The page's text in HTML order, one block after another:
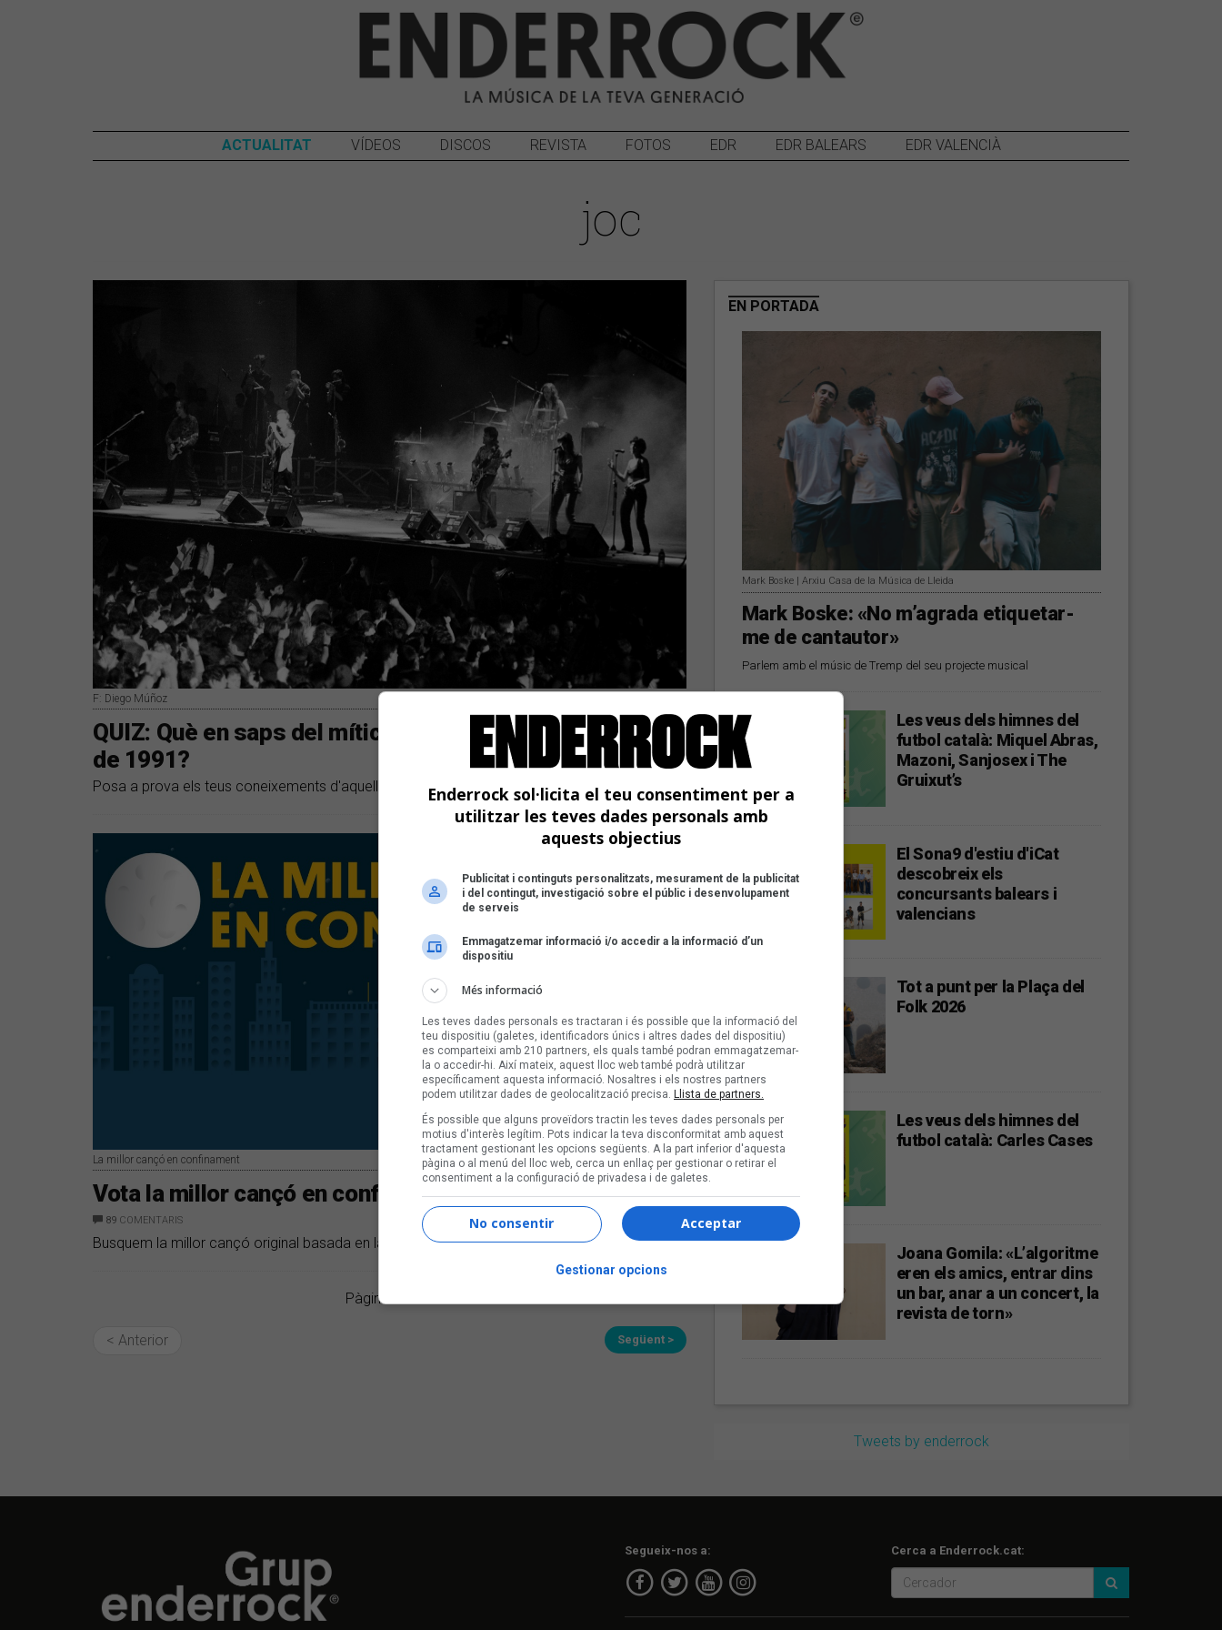
ACTUALITAT VÍDEOS DISCOS REVISTA FOTOS EDR EDR BALEARS EDR VALENCIÀ
joc
F: Diego Múñoz
QUIZ: Què en saps del mític concert al Palau Sant Jordi
de 1991?
Posa a prova els teus coneixements d'aquell dia històric pel pop-rock català
La millor cançó en confinament
Vota la millor cançó en confinament
89 COMENTARIS
Busquem la millor cançó original basada en la crisi sanitària
Pàgina 1 de 1
< Anterior Següent >
EN PORTADA
Mark Boske | Arxiu Casa de la Música de Lleida
Mark Boske: «No m’agrada etiquetar-
me de cantautor»
Parlem amb el músic de Tremp del seu projecte musical
Les veus dels himnes del
futbol català: Miquel Abras,
Mazoni, Sanjosex i The
Gruixut’s
El Sona9 d'estiu d'iCat
descobreix els
concursants balears i
valencians
Tot a punt per la Plaça del
Folk 2026
Les veus dels himnes del
futbol català: Carles Cases
Joana Gomila: «L’algoritme
eren els amics, entrar dins
un bar, anar a un concert, la
revista de torn»
Tweets by enderrock
Segueix-nos a: Cerca a Enderrock.cat:
Enderrock sol·licita el teu consentiment per a
utilitzar les teves dades personals amb
aquests objectius
Publicitat i continguts personalitzats, mesurament de la publicitat
i del contingut, investigació sobre el públic i desenvolupament
de serveis
Emmagatzemar informació i/o accedir a la informació d’un
dispositiu
Més informació
Les teves dades personals es tractaran i és possible que la informació del
teu dispositiu (galetes, identificadors únics i altres dades del dispositiu)
es comparteixi amb 210 partners, els quals també podran emmagatzemar-
la o accedir-hi. Així mateix, aquest lloc web també podrà utilitzar
específicament aquesta informació. Nosaltres i els nostres partners
podem utilitzar dades de geolocalització precisa. Llista de partners.
És possible que alguns proveïdors tractin les teves dades personals per
motius d'interès legítim. Pots indicar la teva disconformitat amb aquest
tractament gestionant les opcions següents. A la part inferior d'aquesta
pàgina o al menú del lloc web, cerca un enllaç per gestionar o retirar el
consentiment a la configuració de privadesa i de galetes.
Acceptar
No consentir
Gestionar opcions